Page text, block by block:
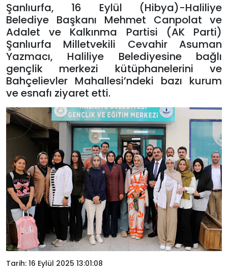
Şanlıurfa, 16 Eylül (Hibya)-Haliliye
Belediye Başkanı Mehmet Canpolat ve
Adalet ve Kalkınma Partisi (AK Parti)
Şanlıurfa Milletvekili Cevahir Asuman
Yazmacı, Haliliye Belediyesine bağlı
gençlik merkezi kütüphanelerini ve
Bahçelievler Mahallesi’ndeki bazı kurum
ve esnafı ziyaret etti.
Tarih: 16 Eylül 2025 13:01:08